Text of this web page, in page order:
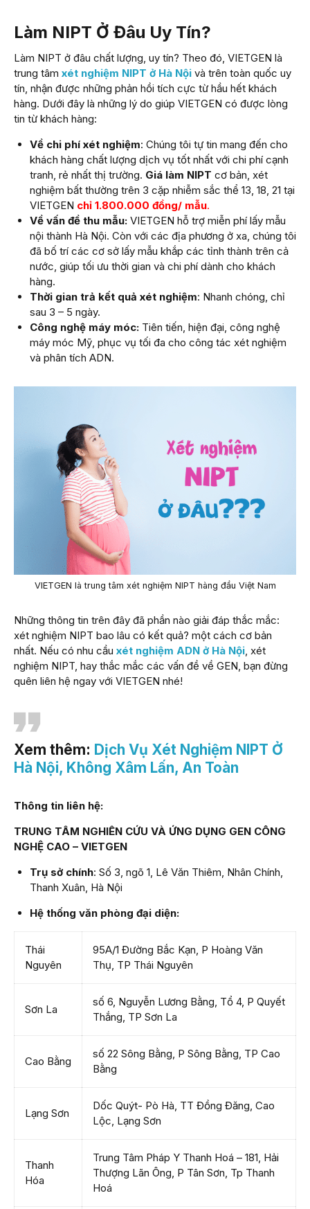
Làm NIPT Ở Đâu Uy Tín?
Làm NIPT ở đâu chất lượng, uy tín? Theo đó, VIETGEN là
trung tâm xét nghiệm NIPT ở Hà Nội và trên toàn quốc uy
tín, nhận được những phản hồi tích cực từ hầu hết khách
hàng. Dưới đây là những lý do giúp VIETGEN có được lòng
tin từ khách hàng:
Về chi phí xét nghiệm: Chúng tôi tự tin mang đến cho
khách hàng chất lượng dịch vụ tốt nhất với chi phí cạnh
tranh, rẻ nhất thị trường. Giá làm NIPT cơ bản, xét
nghiệm bất thường trên 3 cặp nhiễm sắc thể 13, 18, 21 tại
VIETGEN chỉ 1.800.000 đồng/ mẫu.
Về vấn đề thu mẫu:VIETGEN hỗ trợ miễn phí lấy mẫu
nội thành Hà Nội. Còn với các địa phương ở xa, chúng tôi
đã bố trí các cơ sở lấy mẫu khắp các tỉnh thành trên cả
nước, giúp tối ưu thời gian và chi phí dành cho khách
hàng.
Thời gian trả kết quả xét nghiệm: Nhanh chóng, chỉ
sau 3 – 5 ngày.
Công nghệ máy móc:Tiên tiến, hiện đại, công nghệ
máy móc Mỹ, phục vụ tối đa cho công tác xét nghiệm
và phân tích ADN.
VIETGEN là trung tâm xét nghiệm NIPT hàng đầu Việt Nam
Những thông tin trên đây đã phần nào giải đáp thắc mắc:
xét nghiệm NIPT bao lâu có kết quả? một cách cơ bản
nhất. Nếu có nhu cầu xét nghiệm ADN ở Hà Nội, xét
nghiệm NIPT, hay thắc mắc các vấn đề về GEN, bạn đừng
quên liên hệ ngay với VIETGEN nhé!
Xem thêm: Dịch Vụ Xét Nghiệm NIPT Ở
Hà Nội, Không Xâm Lấn, An Toàn
Thông tin liên hệ:
TRUNG TÂM NGHIÊN CỨU VÀ ỨNG DỤNG GEN CÔNG
NGHỆ CAO – VIETGEN
Trụ sở chính: Số 3, ngõ 1, Lê Văn Thiêm, Nhân Chính,
Thanh Xuân, Hà Nội
Hệ thống văn phòng đại diện:
Thái
Nguyên
95A/1 Đường Bắc Kạn, P Hoàng Văn
Thụ, TP Thái Nguyên
Sơn La
số 6, Nguyễn Lương Bằng, Tổ 4, P Quyết
Thắng, TP Sơn La
Cao Bằng
số 22 Sông Bằng, P Sông Bằng, TP Cao
Bằng
Lạng Sơn
Dốc Quýt- Pò Hà, TT Đồng Đăng, Cao
Lộc, Lạng Sơn
Thanh
Hóa
Trung Tâm Pháp Y Thanh Hoá – 181, Hải
Thượng Lãn Ông, P Tân Sơn, Tp Thanh
Hoá